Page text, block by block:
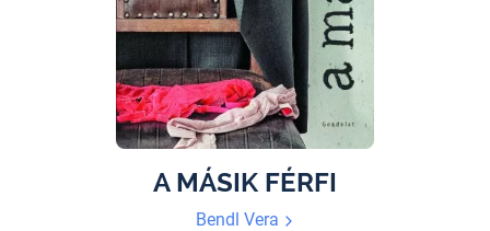
A MÁSIK FÉRFI
Bendl Vera